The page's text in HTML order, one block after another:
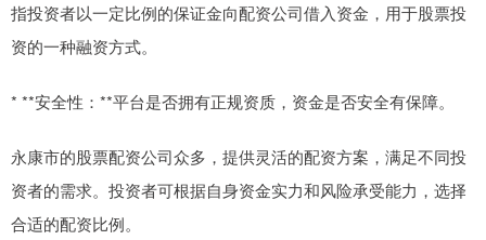
指投资者以一定比例的保证金向配资公司借入资金，用于股票投
资的一种融资方式。
* **安全性：**平台是否拥有正规资质，资金是否安全有保障。
永康市的股票配资公司众多，提供灵活的配资方案，满足不同投
资者的需求。投资者可根据自身资金实力和风险承受能力，选择
合适的配资比例。